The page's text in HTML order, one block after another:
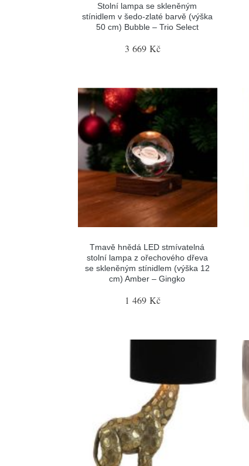
Stolní lampa se skleněným
stínidlem v šedo-zlaté barvě (výška
50 cm) Bubble – Trio Select
3 669 Kč
Tmavě hnědá LED stmívatelná
stolní lampa z ořechového dřeva
se skleněným stínidlem (výška 12
cm) Amber – Gingko
1 469 Kč